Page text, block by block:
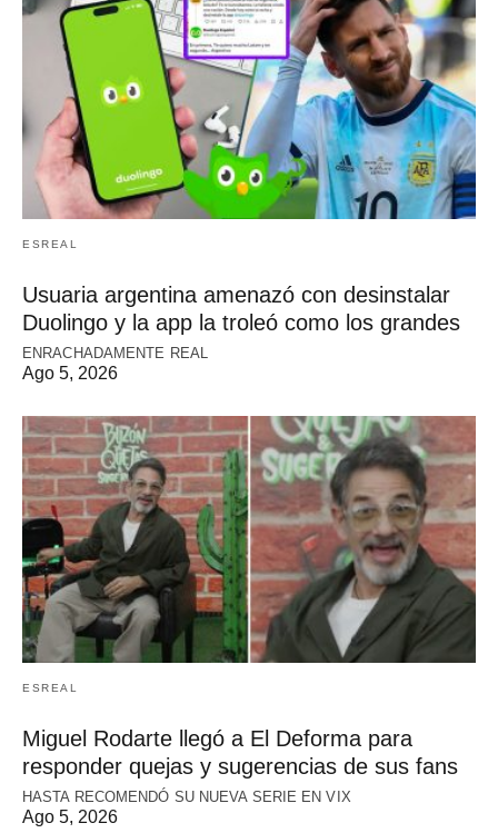
ESREAL
Usuaria argentina amenazó con desinstalar
Duolingo y la app la troleó como los grandes
ENRACHADAMENTE REAL
Ago 5, 2026
ESREAL
Miguel Rodarte llegó a El Deforma para
responder quejas y sugerencias de sus fans
HASTA RECOMENDÓ SU NUEVA SERIE EN VIX
Ago 5, 2026